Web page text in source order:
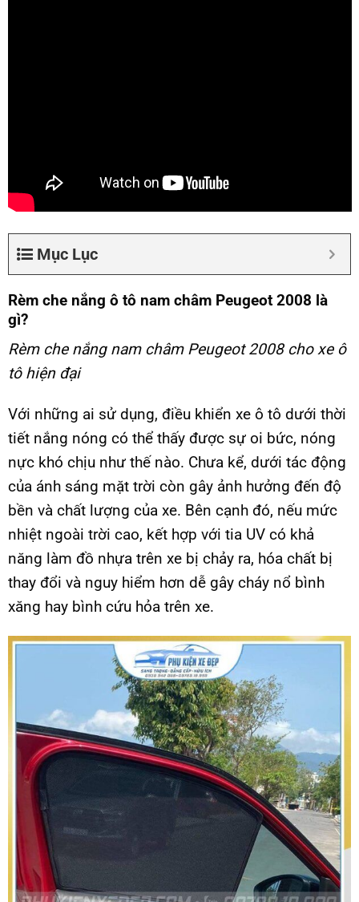
Mục Lục
Rèm che nắng ô tô nam châm Peugeot 2008 là
gì?
Rèm che nắng nam châm Peugeot 2008 cho xe ô
tô hiện đại
Với những ai sử dụng, điều khiển xe ô tô dưới thời
tiết nắng nóng có thể thấy được sự oi bức, nóng
nực khó chịu như thế nào. Chưa kể, dưới tác động
của ánh sáng mặt trời còn gây ảnh hưởng đến độ
bền và chất lượng của xe. Bên cạnh đó, nếu mức
nhiệt ngoài trời cao, kết hợp với tia UV có khả
năng làm đồ nhựa trên xe bị chảy ra, hóa chất bị
thay đổi và nguy hiểm hơn dễ gây cháy nổ bình
xăng hay bình cứu hỏa trên xe.